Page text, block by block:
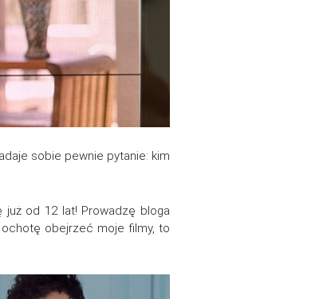
sobie pewnie pytanie: kim
już od 12 lat! Prowadzę bloga
obejrzeć moje filmy, to